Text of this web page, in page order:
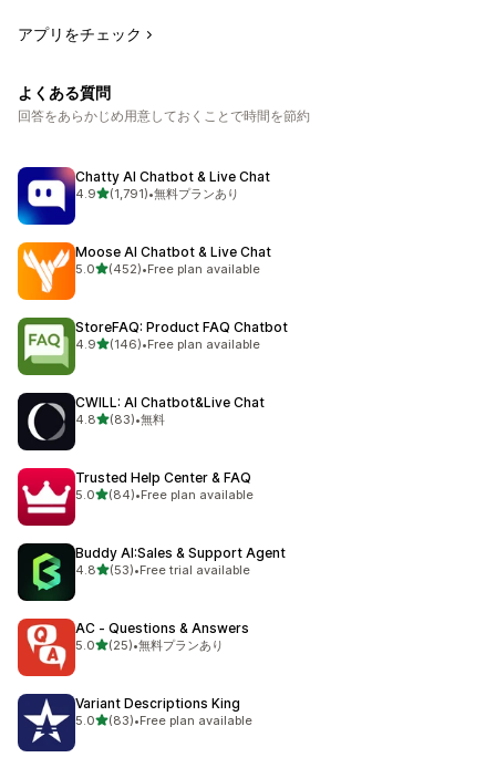
アプリをチェック
よくある質問
回答をあらかじめ用意しておくことで時間を節約
Chatty AI Chatbot & Live Chat
4.95つ星中
(1,791)
合計レビュー数：1791件
•無料プランあり
Moose AI Chatbot & Live Chat
5.05つ星中
(452)
合計レビュー数：452件
•Free plan available
StoreFAQ: Product FAQ Chatbot
4.95つ星中
(146)
合計レビュー数：146件
•Free plan available
CWILL: AI Chatbot&Live Chat
4.85つ星中
(83)
合計レビュー数：83件
•無料
Trusted Help Center & FAQ
5.05つ星中
(84)
合計レビュー数：84件
•Free plan available
Buddy AI:Sales & Support Agent
4.85つ星中
(53)
合計レビュー数：53件
•Free trial available
AC ‑ Questions & Answers
5.05つ星中
(25)
合計レビュー数：25件
•無料プランあり
Variant Descriptions King
5.05つ星中
(83)
合計レビュー数：83件
•Free plan available